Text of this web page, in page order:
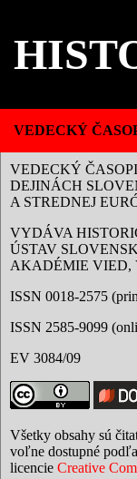
VEDECKÝ
VEDECKÝ
DEJINÁCH
A STREDNEJ
VYDÁVA
ÚSTAV
AKADÉMIE VIED,
ISSN 0018-2575
ISSN 2585-9099
EV 3084/09
Všetky obsahy sú
voľne dostupné podľa
licencie Creative